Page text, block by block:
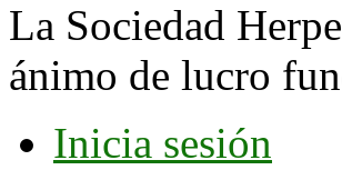
La Sociedad
ánimo de lucro
Inicia sesión